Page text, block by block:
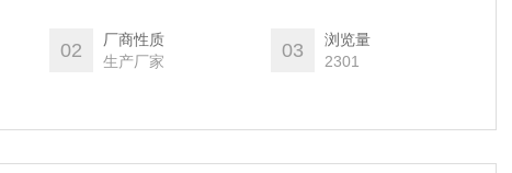
02
厂商性质
生产厂家
03
浏览量
2301